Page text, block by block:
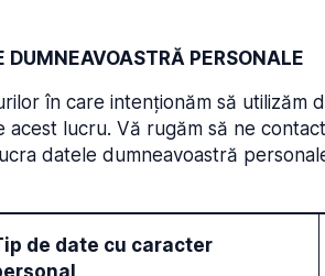
DUMNEAVOASTRĂ PERSONALE
în care intenționăm să utilizăm
lucru. Vă rugăm să ne
datele dumneavoastră
de date cu caracter